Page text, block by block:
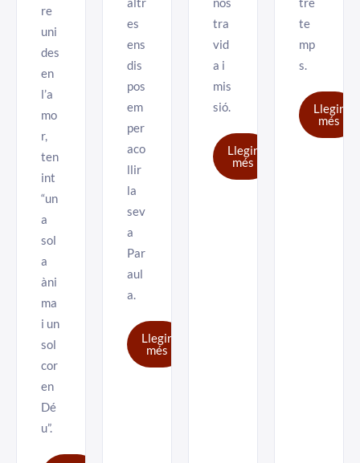
re
uni
des
en
l’a
mo
r,
ten
int
“un
a
sol
a
àni
ma
i un
sol
cor
en
Dé
u”.
es
ens
dis
pos
em
per
aco
llir
la
sev
a
Par
aul
a.
Llegir
més
tra
vid
a i
mis
sió.
Llegir
més
te
mp
s.
Llegir
més